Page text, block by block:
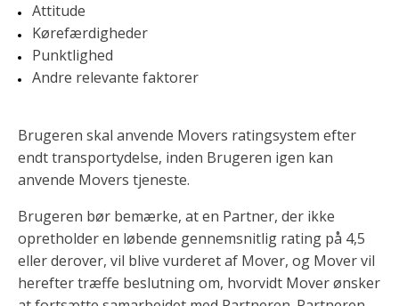
Attitude
Kørefærdigheder
Punktlighed
Andre relevante faktorer
Brugeren skal anvende Movers ratingsystem efter
endt transportydelse, inden Brugeren igen kan
anvende Movers tjeneste.
Brugeren bør bemærke, at en Partner, der ikke
opretholder en løbende gennemsnitlig rating på 4,5
eller derover, vil blive vurderet af Mover, og Mover vil
herefter træffe beslutning om, hvorvidt Mover ønsker